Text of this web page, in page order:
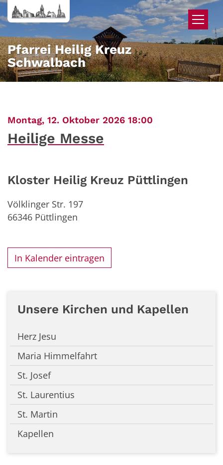
Zum Inhalt springen
Pfarrei Heilig Kreuz
Schwalbach
Montag, 12. Oktober 2026 18:00
Heilige Messe
Kloster Heilig Kreuz Püttlingen
Völklinger Str. 197
66346 Püttlingen
In Kalender eintragen
Unsere Kirchen und Kapellen
Herz Jesu
Maria Himmelfahrt
St. Josef
St. Laurentius
St. Martin
Kapellen